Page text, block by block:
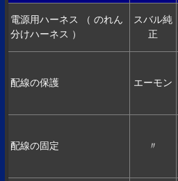
電源用ハーネス （ のれん
分けハーネス ）
スバル純
正
配線の保護 エーモン
配線の固定 〃